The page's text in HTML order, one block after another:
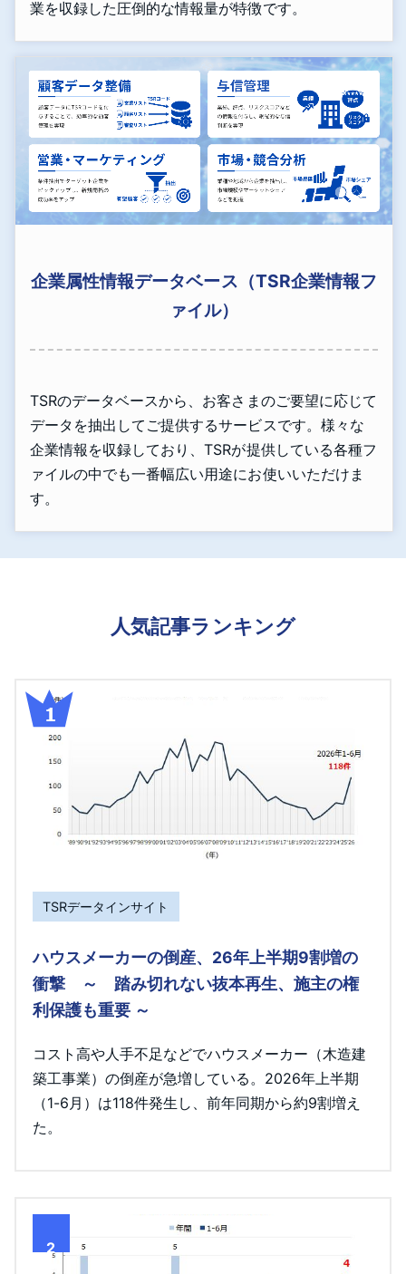
業を収録した圧倒的な情報量が特徴です。
企業属性情報データベース（TSR企業情報フ
ァイル）
TSRのデータベースから、お客さまのご要望に応じて
データを抽出してご提供するサービスです。様々な
企業情報を収録しており、TSRが提供している各種フ
ァイルの中でも一番幅広い用途にお使いいただけま
す。
人気記事ランキング
TSRデータインサイト
ハウスメーカーの倒産、26年上半期9割増の
衝撃 ～ 踏み切れない抜本再生、施主の権
利保護も重要 ～
コスト高や人手不足などでハウスメーカー（木造建
築工事業）の倒産が急増している。2026年上半期
（1-6月）は118件発生し、前年同期から約9割増え
た。
2